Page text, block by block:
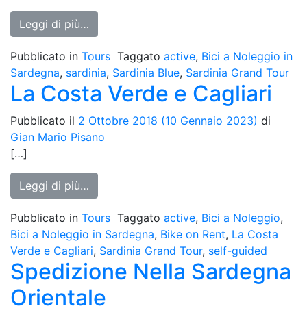
Leggi di più…
Pubblicato in Tours Taggato active, Bici a Noleggio in
Sardegna, sardinia, Sardinia Blue, Sardinia Grand Tour
La Costa Verde e Cagliari
Pubblicato il 2 Ottobre 2018 (10 Gennaio 2023) di
Gian Mario Pisano
[…]
Leggi di più…
Pubblicato in Tours Taggato active, Bici a Noleggio,
Bici a Noleggio in Sardegna, Bike on Rent, La Costa
Verde e Cagliari, Sardinia Grand Tour, self-guided
Spedizione Nella Sardegna
Orientale